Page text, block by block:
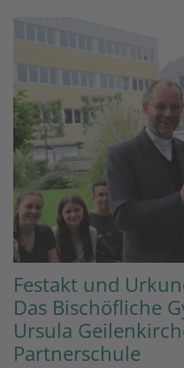
Festakt und
Das Bischöfliche
Ursula
Partnerschule